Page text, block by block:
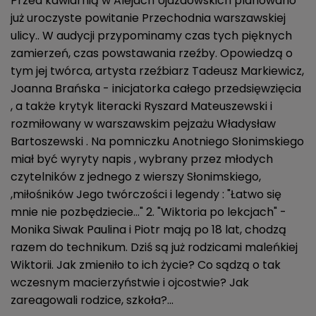
już uroczyste powitanie Przechodnia warszawskiej
ulicy.. W audycji przypominamy czas tych pięknych
zamierzeń, czas powstawania rzeźby. Opowiedzą o
tym jej twórca, artysta rzeźbiarz Tadeusz Markiewicz,
Joanna Brańska - inicjatorka całego przedsięwzięcia
, a także krytyk literacki Ryszard Mateuszewski i
rozmiłowany w warszawskim pejzażu Władysław
Bartoszewski . Na pomniczku Anotniego Słonimskiego
miał być wyryty napis , wybrany przez młodych
czytelników z jednego z wierszy Słonimskiego,
,miłośników Jego twórczości i legendy : "Łatwo się
mnie nie pozbędziecie..." 2. "Wiktoria po lekcjach" -
Monika Siwak Paulina i Piotr mają po 18 lat, chodzą
razem do technikum. Dziś są już rodzicami maleńkiej
Wiktorii. Jak zmieniło to ich życie? Co sądzą o tak
wczesnym macierzyństwie i ojcostwie? Jak
zareagowali rodzice, szkoła?...